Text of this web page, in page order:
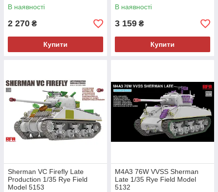
В наявності
2 270 ₴
Купити
В наявності
3 159 ₴
Купити
Sherman VC Firefly Late
Production 1/35 Rye Field
Model 5153
M4A3 76W VVSS Sherman
Late 1/35 Rye Field Model
5132